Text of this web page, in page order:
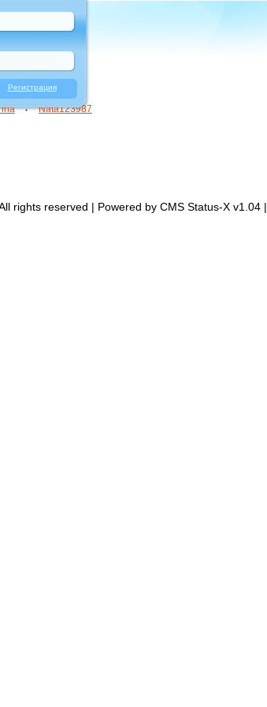
Регистрация
Nata123987
rights reserved | Powered by CMS Status-X v1.04 |